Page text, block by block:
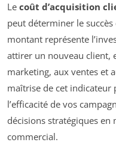
Le coût d’acquisition
peut déterminer le
montant représente
attirer un nouveau client,
marketing, aux ventes et
maîtrise de cet indicateur
l’efficacité de vos
décisions stratégiques
commercial.